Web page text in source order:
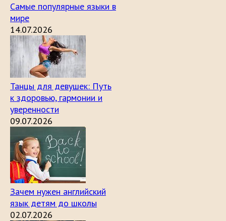
Самые популярные языки в
мире
14.07.2026
Танцы для девушек: Путь
к здоровью, гармонии и
уверенности
09.07.2026
Зачем нужен английский
язык детям до школы
02.07.2026